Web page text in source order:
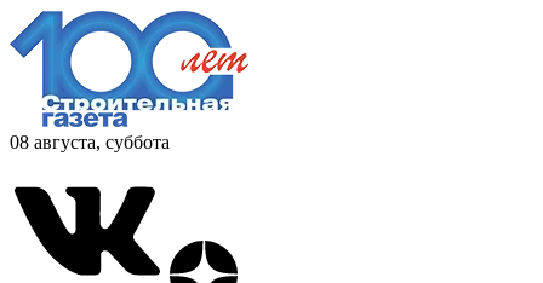
08 августа, суббота